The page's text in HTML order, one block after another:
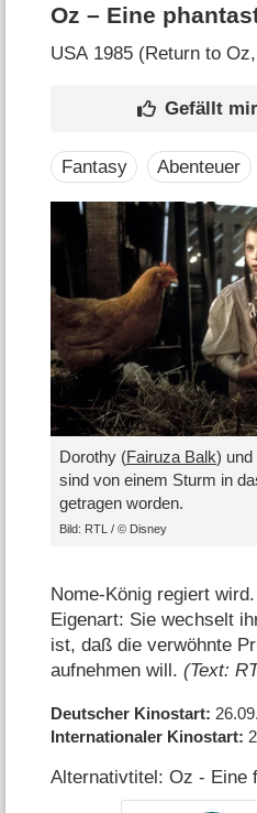
Oz – Eine
USA1985 (Return to
Fantasy Abenteuer
Dorothy (Fairuza Balk) und
sind von einem Sturm in
getragen worden.
Bild: RTL /​ © Disney
Nome-König regiert
Eigenart: Sie wechselt
ist, daß die verwöhnte
aufnehmen will.(Text:
Deutscher Kinostart
Internationaler Kinostart
Alternativtitel: Oz - Eine